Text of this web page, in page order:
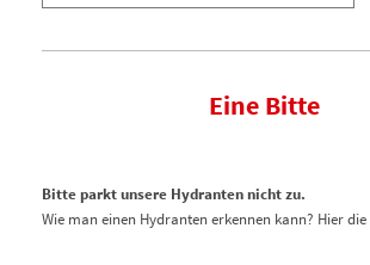
Eine Bitte
Bitte parkt unsere Hydranten nicht zu.
Wie man einen Hydranten erkennen kann? Hier